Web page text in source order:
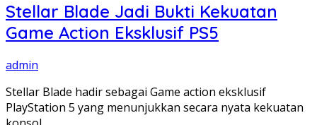
Stellar Blade Jadi Bukti Kekuatan
Game Action Eksklusif PS5
admin
Stellar Blade hadir sebagai Game action eksklusif
PlayStation 5 yang menunjukkan secara nyata kekuatan